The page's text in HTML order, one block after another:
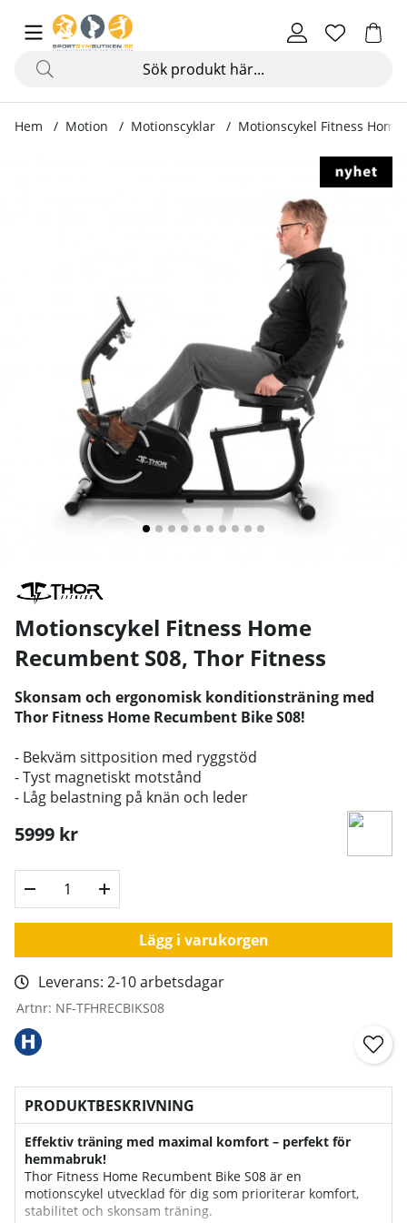
Hem Motion Motionscyklar Motionscykel Fitness
Produktbilder Motionscykel Fitness Home Recumbent S08
Motionscykel Fitness Home
Recumbent S08, Thor Fitness
Skonsam och ergonomisk konditionsträning med
Thor Fitness Home Recumbent Bike S08!
- Bekväm sittposition med ryggstöd
- Tyst magnetiskt motstånd
- Låg belastning på knän och leder
5999 kr
Lägg i varukorgen
Leverans: 2-10 arbetsdagar
Artnr: NF-TFHRECBIKS08
PRODUKTBESKRIVNING
Effektiv träning med maximal komfort – perfekt för
hemmabruk!
Thor Fitness Home Recumbent Bike S08 är en
motionscykel utvecklad för dig som prioriterar komfort,
stabilitet och skonsam träning.